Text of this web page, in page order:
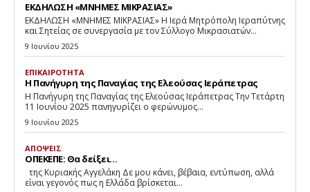
ΕΚΔΗΛΩΣΗ «ΜΝΗΜΕΣ ΜΙΚΡΑΣΙΑΣ»
ΕΚΔΗΛΩΣΗ «ΜΝΗΜΕΣ ΜΙΚΡΑΣΙΑΣ» Η Ιερά Μητρόπολη Ιεραπύτνης
και Σητείας σε συνεργασία με τον Σύλλογο Μικρασιατών...
9 Ιουνίου 2025
ΕΠΙΚΑΙΡΟΤΗΤΑ
Η Πανήγυρη της Παναγίας της Ελεούσας Ιεράπετρας
Η Πανήγυρη της Παναγίας της Ελεούσας Ιεράπετρας Την Τετάρτη
11 Ιουνίου 2025 πανηγυρίζει ο φερώνυμος...
9 Ιουνίου 2025
ΑΠΟΨΕΙΣ
ΟΠΕΚΕΠΕ: Θα δείξει…
είναι γεγονός πως η Ελλάδα βρίσκεται...